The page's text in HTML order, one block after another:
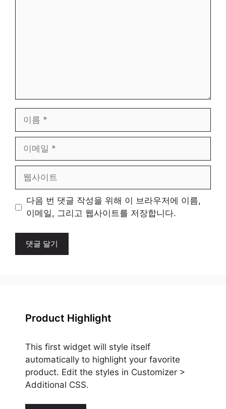
일
트
다음 번 댓글 작성을 위해 이 브라우저에 이름,
이메일, 그리고 웹사이트를 저장합니다.
Product Highlight
This first widget will style itself
automatically to highlight your favorite
product. Edit the styles in Customizer >
Additional CSS.